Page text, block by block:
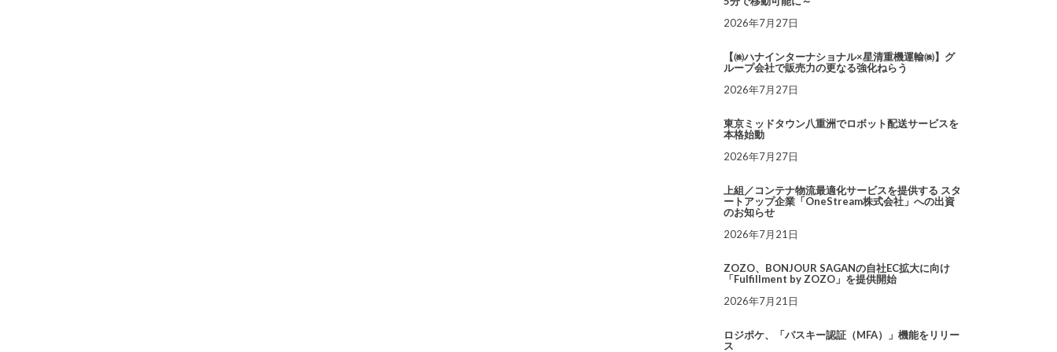
2026年7月27日
【㈱ハナインターナショナル×星清重機運輸㈱】グ
ループ会社で販売力の更なる強化ねらう
2026年7月27日
東京ミッドタウン八重洲でロボット配送サービスを
本格始動
2026年7月27日
上組／コンテナ物流最適化サービスを提供する スタ
ートアップ企業「OneStream株式会社」への出資
のお知らせ
2026年7月21日
ZOZO、BONJOUR SAGANの自社EC拡大に向け
「Fulfillment by ZOZO」を提供開始
2026年7月21日
ロジポケ、「パスキー認証（MFA）」機能をリリー
ス